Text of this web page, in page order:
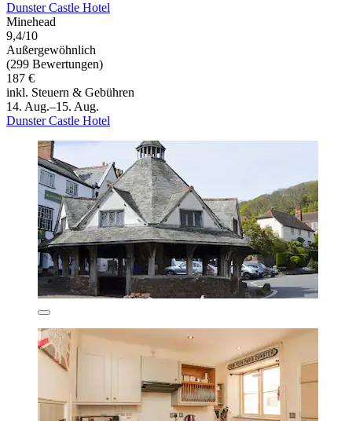
Dunster Castle Hotel
Minehead
9,4/10
Außergewöhnlich
(299 Bewertungen)
187 €
inkl. Steuern & Gebühren
14. Aug.–15. Aug.
Dunster Castle Hotel